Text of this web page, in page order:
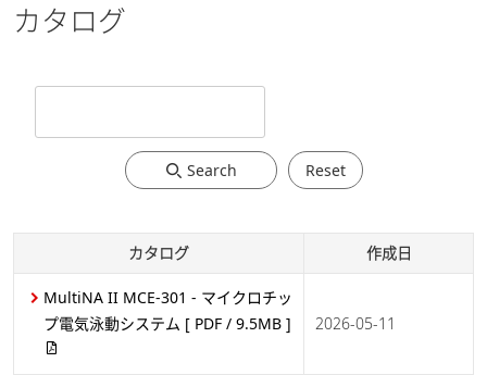
カタログ
Search Reset
カタログ 作成日
MultiNA II MCE-301 - マイクロチッ
プ電気泳動システム [ PDF / 9.5MB ] 2026-05-11